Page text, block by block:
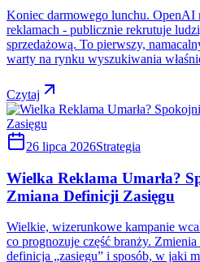
Koniec darmowego lunchu.
reklamach - publicznie rekrutuje
sprzedażową. To pierwszy,
warty na rynku wyszukiwania
Czytaj
26 lipca 2026Strategia
Wielka Reklama Umarła?
Zmiana Definicji Zasięgu
Wielkie, wizerunkowe kampanie
co prognozuje część branży.
definicja „zasięgu” i sposób, w jaki